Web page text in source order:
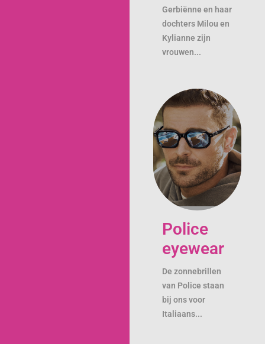
Gerbiënne en haar
dochters Milou en
Kylianne zijn
vrouwen...
Police
eyewear
De zonnebrillen
van Police staan
bij ons voor
Italiaans...